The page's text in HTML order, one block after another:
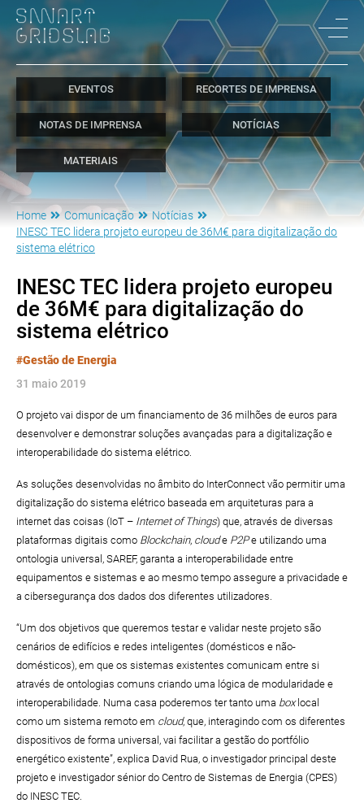
EVENTOS RECORTES DE IMPRENSA
NOTAS DE IMPRENSA NOTÍCIAS
MATERIAIS
Home Comunicação
Notícias
INESC TEC lidera projeto europeu de 36M€ para digitalização do
sistema elétrico
INESC TEC lidera projeto europeu
de 36M€ para digitalização do
sistema elétrico
#Gestão de Energia
31 maio 2019
O projeto vai dispor de um financiamento de 36 milhões de euros para
desenvolver e demonstrar soluções avançadas para a digitalização e
interoperabilidade do sistema elétrico.
As soluções desenvolvidas no âmbito do InterConnect vão permitir uma
digitalização do sistema elétrico baseada em arquiteturas para a
internet das coisas (IoT – Internet of Things) que, através de diversas
plataformas digitais como Blockchain, cloude P2Pe utilizando uma
ontologia universal, SAREF, garanta a interoperabilidade entre
equipamentos e sistemas e ao mesmo tempo assegure a privacidade e
a cibersegurança dos dados dos diferentes utilizadores.
“Um dos objetivos que queremos testar e validar neste projeto são
cenários de edifícios e redes inteligentes (domésticos e não-
domésticos), em que os sistemas existentes comunicam entre si
através de ontologias comuns criando uma lógica de modularidade e
interoperabilidade. Numa casa poderemos ter tanto uma boxlocal
como um sistema remoto em cloud, que, interagindo com os diferentes
dispositivos de forma universal, vai facilitar a gestão do portfólio
energético existente”, explica David Rua, o investigador principal deste
projeto e investigador sénior do Centro de Sistemas de Energia (CPES)
do INESC TEC.